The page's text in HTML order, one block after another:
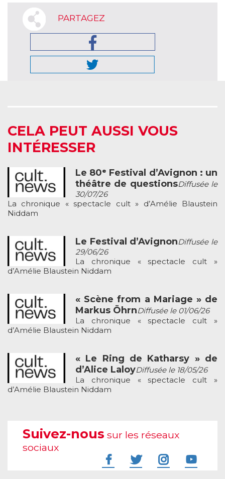
PARTAGEZ
CELA PEUT AUSSI VOUS
INTÉRESSER
Le 80ᵉ Festival d’Avignon : un
théâtre de questionsDiffusée le
30/07/26
La chronique « spectacle cult » d’Amélie Blaustein
Niddam
Le Festival d’AvignonDiffusée le
29/06/26
La chronique « spectacle cult »
d’Amélie Blaustein Niddam
« Scène from a Mariage » de
Markus ÖhrnDiffusée le 01/06/26
La chronique « spectacle cult »
d’Amélie Blaustein Niddam
« Le Ring de Katharsy » de
d’Alice LaloyDiffusée le 18/05/26
La chronique « spectacle cult »
d’Amélie Blaustein Niddam
Suivez-nous sur les réseaux
sociaux